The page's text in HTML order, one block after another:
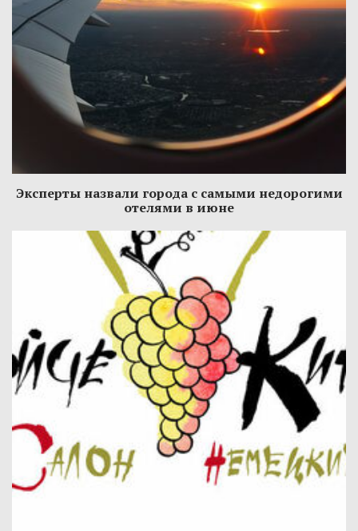
Эксперты назвали города с самыми недорогими
отелями в июне